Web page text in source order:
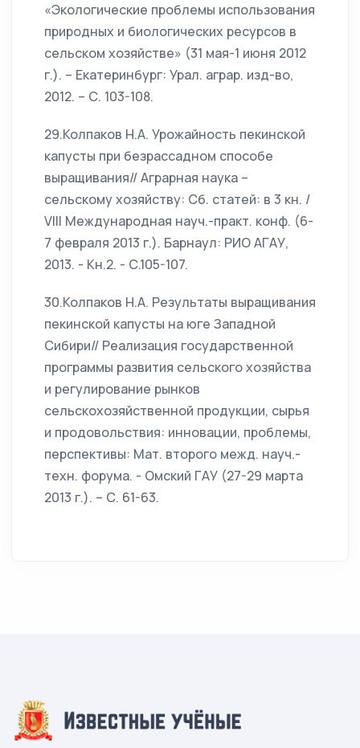
«Экологические проблемы использования
природных и биологических ресурсов в
сельском хозяйстве» (31 мая-1 июня 2012
г.). – Екатеринбург: Урал. аграр. изд-во,
2012. – С. 103-108.
29.Колпаков Н.А. Урожайность пекинской
капусты при безрассадном способе
выращивания// Аграрная наука –
сельскому хозяйству: Сб. статей: в 3 кн. /
VIII Международная науч.-практ. конф. (6-
7 февраля 2013 г.). Барнаул: РИО АГАУ,
2013. - Кн.2. - С.105-107.
30.Колпаков Н.А. Результаты выращивания
пекинской капусты на юге Западной
Сибири// Реализация государственной
программы развития сельского хозяйства
и регулирование рынков
сельскохозяйственной продукции, сырья
и продовольствия: инновации, проблемы,
перспективы: Мат. второго межд. науч.-
техн. форума. - Омский ГАУ (27-29 марта
2013 г.). – С. 61-63.